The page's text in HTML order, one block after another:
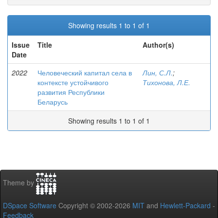
Showing results 1 to 1 of 1
Issue
Date
Title Author(s)
2022
Человеческий капитал села в
контексте устойчивого
развития Республики
Беларусь
Лин, С.Л.;
Тихонова, Л.Е.
Showing results 1 to 1 of 1
Theme by
DSpace Software Copyright © 2002-2026 MIT and Hewlett-Packard -
Feedback